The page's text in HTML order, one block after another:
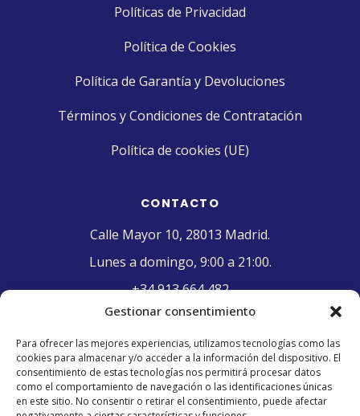
Gestionar consentimiento
Para ofrecer las mejores experiencias, utilizamos tecnologías como las
cookies para almacenar y/o acceder a la información del dispositivo. El
consentimiento de estas tecnologías nos permitirá procesar datos
como el comportamiento de navegación o las identificaciones únicas
en este sitio. No consentir o retirar el consentimiento, puede afectar
Políticas de Privacidad
Política de Cookies
Política de Garantía y Devoluciones
Términos y Condiciones de Contratación
Política de cookies (UE)
CONTACTO
Calle Mayor 10, 28013 Madrid.
Lunes a domingo, 9:00 a 21:00.
+34 913 664 482
contacto@pasteleriaelriojano.com
SELLO DE CALIDAD